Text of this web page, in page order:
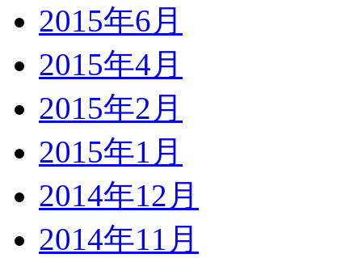
2015年6月
2015年4月
2015年2月
2015年1月
2014年12月
2014年11月